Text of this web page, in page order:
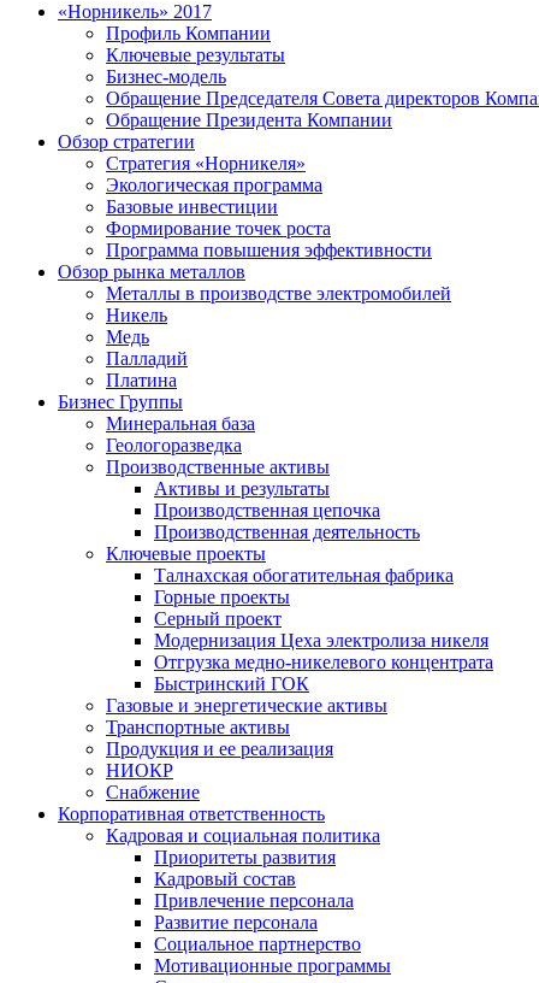
«Норникель» 2017
Профиль Компании
Ключевые результаты
Бизнес-модель
Обращение Председателя Совета директоров
Обращение Президента Компании
Обзор стратегии
Стратегия «Норникеля»
Экологическая программа
Базовые инвестиции
Формирование точек роста
Программа повышения эффективности
Обзор рынка металлов
Металлы в производстве электромобилей
Никель
Медь
Палладий
Платина
Бизнес Группы
Минеральная база
Геологоразведка
Производственные активы
Активы и результаты
Производственная цепочка
Производственная деятельность
Ключевые проекты
Талнахская обогатительная фабрика
Горные проекты
Серный проект
Модернизация Цеха электролиза никеля
Отгрузка медно-никелевого концентрата
Быстринский ГОК
Газовые и энергетические активы
Транспортные активы
Продукция и ее реализация
НИОКР
Снабжение
Корпоративная ответственность
Кадровая и социальная политика
Приоритеты развития
Кадровый состав
Привлечение персонала
Развитие персонала
Социальное партнерство
Мотивационные программы